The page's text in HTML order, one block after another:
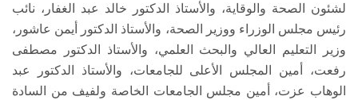
لشئون الصحة والوقاية، والأستاذ الدكتور خالد عبد الغفار، نائب
رئيس مجلس الوزراء ووزير الصحة، والأستاذ الدكتور أيمن عاشور،
وزير التعليم العالي والبحث العلمي، والأستاذ الدكتور مصطفى
رفعت، أمين المجلس الأعلى للجامعات، والأستاذ الدكتور عبد
الوهاب عزت، أمين مجلس الجامعات الخاصة ولفيف من السادة